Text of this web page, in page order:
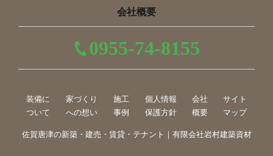
会社概要
0955-74-8155
装備に
ついて
家づくり
への想い
施工
事例
個人情報
保護方針
会社
概要
サイト
マップ
佐賀唐津の新築・建売・賃貸・テナント｜有限会社岩村建築資材